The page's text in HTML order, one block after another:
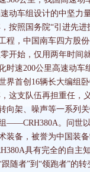
车组设计的中坚力
照国务院“引进先进
程，中国南车四方股
始，仅用两年时间就
时速200公里高速动
界首创16辆长大编组
支队伍再担重任，义
向架、噪声等一系列
——CRH380A。问世
装备，被誉为中国装
具有完全的自主
随者”到“领跑者”的